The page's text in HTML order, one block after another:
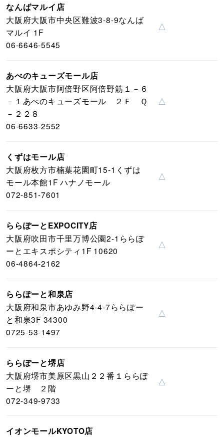
なんばマルイ店
大阪府大阪市中央区難波3-8-9なんば
マルイ 1F
06-6646-5545
△
あべのキューズモール店
大阪府大阪市阿倍野区阿倍野筋１－６
－１あべのキューズモール ２Ｆ Ｑ
－２２８
06-6633-2552
△
くずはモール店
大阪府枚方市楠葉花園町15-1くずは
モール本館1F ハナノモール
072-851-7601
△
ららぽーとEXPOCITY店
大阪府吹田市千里万博公園2-1ららぽ
ーとエキスポシティ1F 10620
06-4864-2162
△
ららぽーと和泉店
大阪府和泉市あゆみ野4-4-7ららぽー
と和泉3F 34300
0725-53-1497
△
ららぽーと堺店
大阪府堺市美原区黒山２２番１ららぽ
ーと堺 ２階
072-349-9733
△
イオンモールKYOTO店